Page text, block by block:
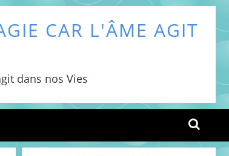
CAR L'ÂME AGIT
dans nos Vies